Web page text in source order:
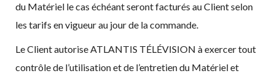
du Matériel le cas échéant seront facturés au Client selon
les tarifs en vigueur au jour de la commande.
Le Client autorise ATLANTIS TÉLÉVISION à exercer tout
contrôle de l’utilisation et de l’entretien du Matériel et